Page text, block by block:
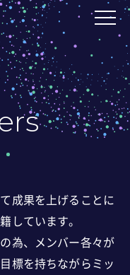
成果を上げることに
しています。
為、メンバー各々が
標を持ちながらミッ